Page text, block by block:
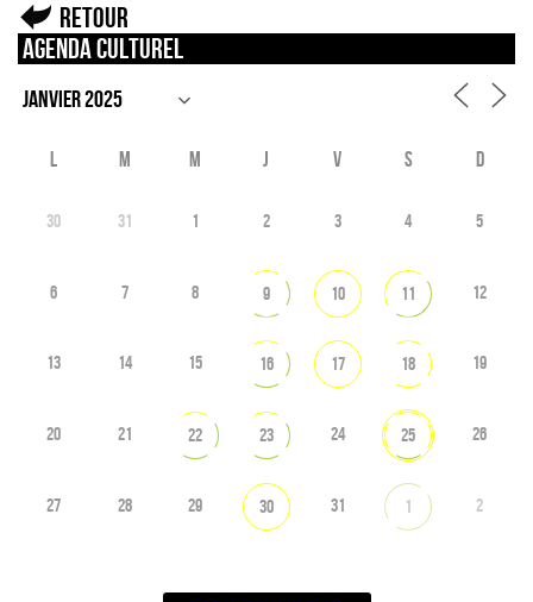
Retour
Agenda culturel
L M M J V S D
30 31 1 2 3 4 5
6 7 8 9 10 11 12
13 14 15 16 17 18 19
20 21 22 23 24 25 26
27 28 29 30 31 1 2